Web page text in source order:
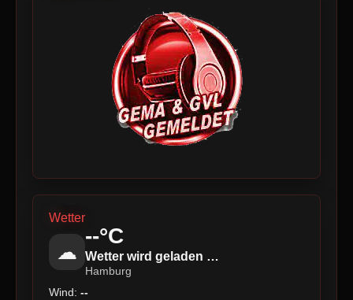
Wetter
☁
--°C
Wetter wird geladen …
Hamburg
Wind: --